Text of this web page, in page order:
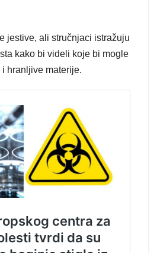
jestive, ali stručnjaci istražuju
kako bi videli koje bi mogle
hranljive materije.